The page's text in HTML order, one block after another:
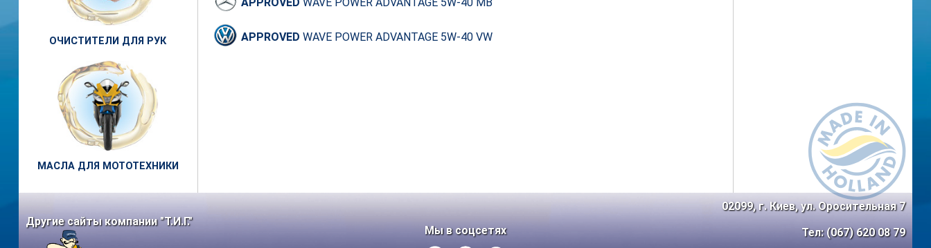
ОЧИСТИТЕЛИ ДЛЯ РУК
МАСЛА ДЛЯ МОТОТЕХНИКИ
APPROVED WAVE POWER ADVANTAGE 5W-40 VW
Другие сайты компании "Т.И.Г."
Мы в соцсетях
02099, г. Киев, ул. Оросительная 7
Тел: (067) 620 08 79